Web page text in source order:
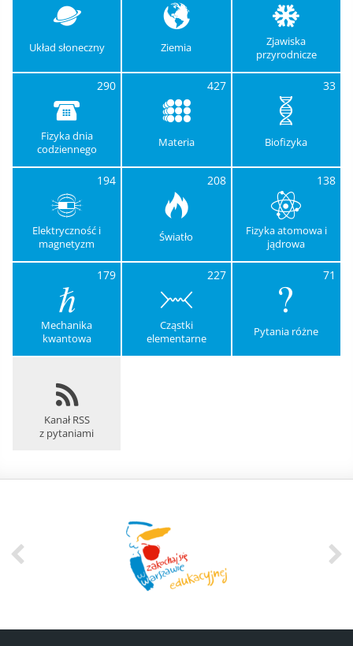
Układ słoneczny Ziemia
Zjawiska
przyrodnicze
290
Fizyka dnia
codziennego
427
Materia
33
Biofizyka
194
Elektryczność i
magnetyzm
208
Światło
138
Fizyka atomowa i
jądrowa
179
Mechanika
kwantowa
227
Cząstki
elementarne
71
Pytania różne
Kanał RSS
z pytaniami